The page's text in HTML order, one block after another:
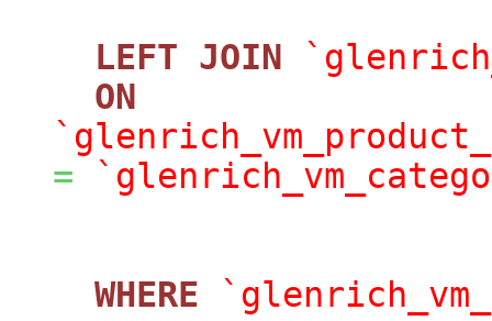
LEFT JOIN
ON
=
WHERE